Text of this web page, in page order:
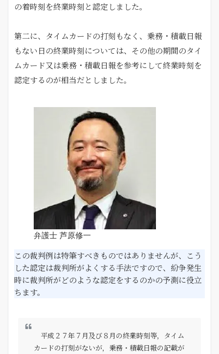
の着時刻を終業時刻と認定しました。
第二に、タイムカードの打刻もなく、乗務・積載日報
もない日の終業時刻については、その他の期間のタイ
ムカード又は乗務・積載日報を参考にして終業時刻を
認定するのが相当だとしました。
弁護士 芦原修一
この裁判例は特筆すべきものではありませんが、こう
した認定は裁判所がよくする手法ですので、紛争発生
時に裁判所がどのような認定をするのかの予測に役立
ちます。
平成２７年７月及び８月の終業時刻等，タイム
カードの打刻がないが，乗務・積載日報の記載が